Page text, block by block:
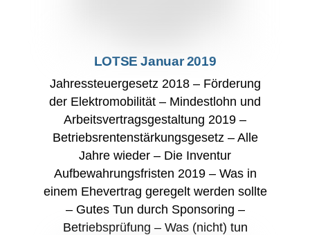
LOTSE Januar 2019
Jahressteuergesetz 2018 – Förderung
der Elektromobilität – Mindestlohn und
Arbeitsvertragsgestaltung 2019 –
Betriebsrentenstärkungsgesetz – Alle
Jahre wieder – Die Inventur
Aufbewahrungsfristen 2019 – Was in
einem Ehevertrag geregelt werden sollte
– Gutes Tun durch Sponsoring –
Betriebsprüfung – Was (nicht) tun